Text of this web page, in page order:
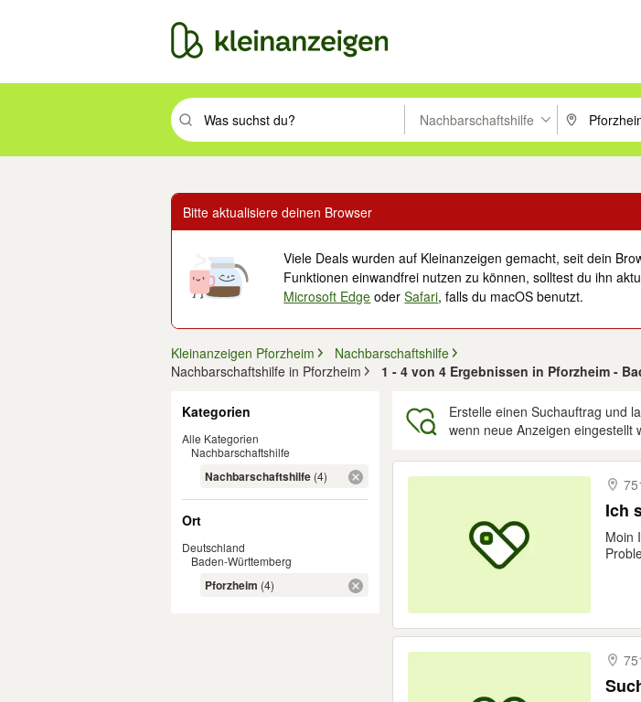
Suchbegriff eingeben. Eingabetaste drücken um zu suchen, oder Vorschläge
Nachbarschaftshilfe PLZ oder
Bitte aktualisiere deinen Browser
Viele Deals wurden auf Kleinanzeigen gemacht, seit dein
Funktionen einwandfrei nutzen zu können, solltest du ihn
Microsoft Edge oderSafari, falls du macOS benutzt.
Kleinanzeigen Pforzheim
Nachbarschaftshilfe
Nachbarschaftshilfe in Pforzheim
1 - 4 von 4 Ergebnissen in Pforzheim -
Kategorien
Alle Kategorien
Nachbarschaftshilfe
Nachbarschaftshilfe (4)
Ort
Deutschland
Baden-Württemberg
Pforzheim (4)
Erstelle einen Suchauftrag und
wenn neue Anzeigen eingestellt
Ich
Moin